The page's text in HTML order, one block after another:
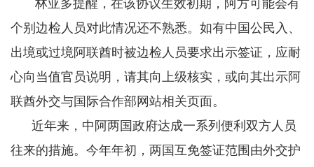
林亚多提醒，在该协议生效初期，阿方可能会有
个别边检人员对此情况还不熟悉。如有中国公民入、
出境或过境阿联酋时被边检人员要求出示签证，应耐
心向当值官员说明，请其向上级核实，或向其出示阿
联酋外交与国际合作部网站相关页面。
近年来，中阿两国政府达成一系列便利双方人员
往来的措施。今年年初，两国互免签证范围由外交护